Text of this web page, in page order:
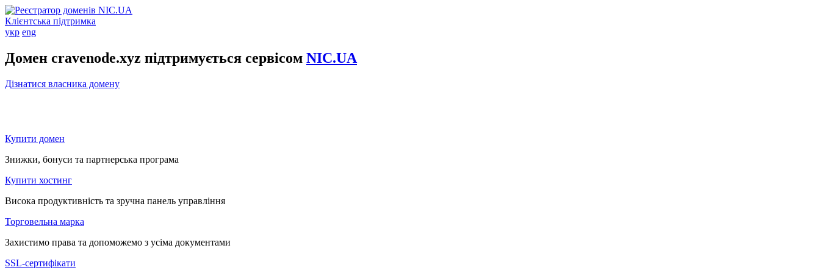
Клієнтська підтримка
укр eng
Домен cravenode.xyz підтримується сервісом NIC.UA
Дізнатися власника домену
Купити домен
Знижки, бонуси та партнерська програма
Купити хостинг
Висока продуктивність та зручна панель управління
Торговельна марка
Захистимо права та допоможемо з усіма документами
SSL-сертифікати